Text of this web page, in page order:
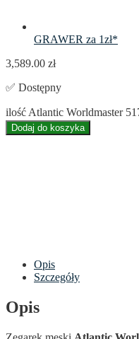
GRAWER za 1zł*
3,589.00 zł
✅ Dostępny
ilość Atlantic Worldmaster
Dodaj do koszyka
Opis
Szczegóły
Opis